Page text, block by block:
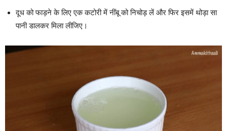
दूध को फाड़ने के लिए एक कटोरी में नींबू को निचोड़ लें और फिर इसमें थोड़ा सा
पानी डालकर मिला लीजिए।